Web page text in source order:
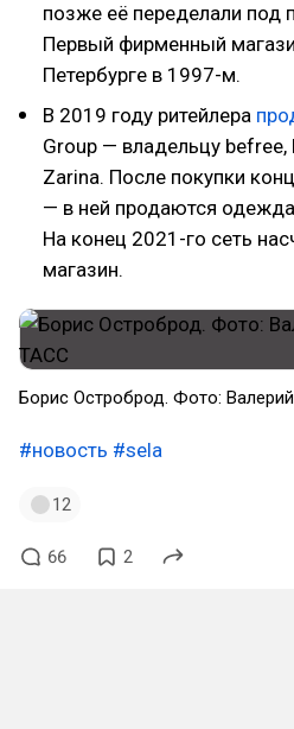
позже её переделали
Первый фирменный
Петербурге в 1997-м.
В 2019 году ритейлера
Group — владельцу befree,
Zarina. После покупки
— в ней продаются
На конец 2021-го сеть
магазин.
Борис Остроброд. Фото:
#новость #sela
12
66 2